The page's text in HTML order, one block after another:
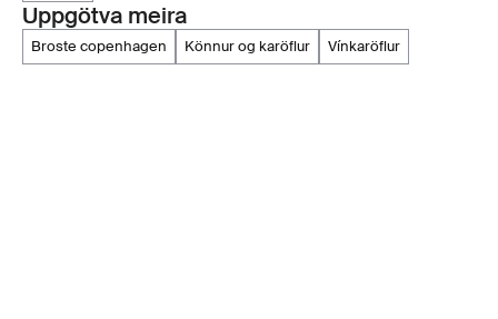
Uppgötva meira
broste copenhagen könnur og karöflur vínkaröflur